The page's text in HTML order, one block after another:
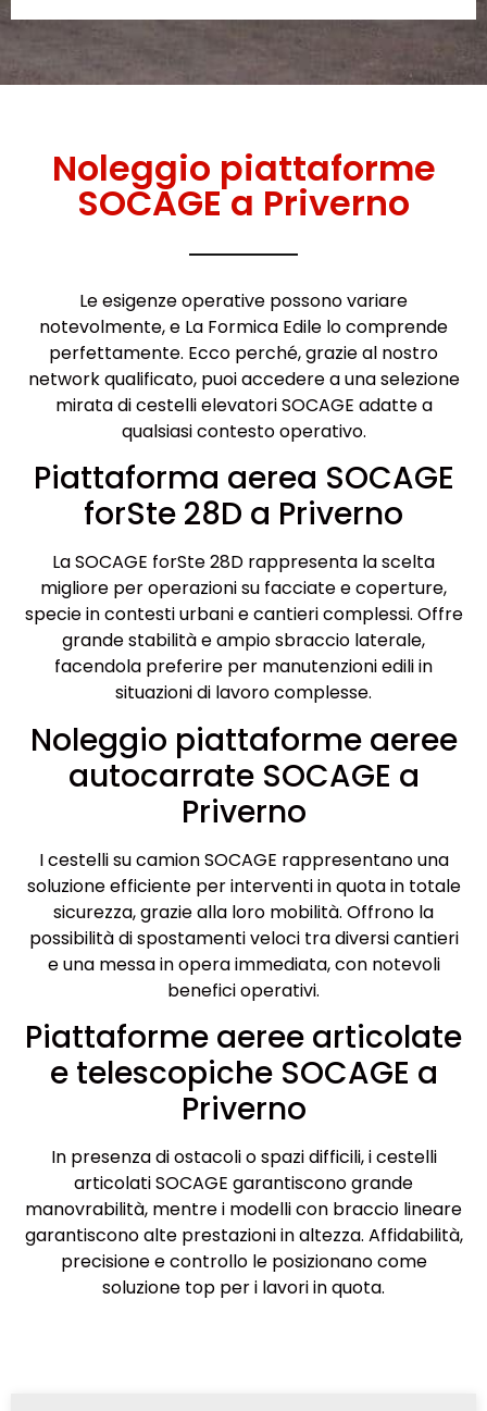
Noleggio piattaforme
SOCAGE a Priverno
Le esigenze operative possono variare
notevolmente, e La Formica Edile lo comprende
perfettamente. Ecco perché, grazie al nostro
network qualificato, puoi accedere a una selezione
mirata di cestelli elevatori SOCAGE adatte a
qualsiasi contesto operativo.
Piattaforma aerea SOCAGE
forSte 28D a Priverno
La SOCAGE forSte 28D rappresenta la scelta
migliore per operazioni su facciate e coperture,
specie in contesti urbani e cantieri complessi. Offre
grande stabilità e ampio sbraccio laterale,
facendola preferire per manutenzioni edili in
situazioni di lavoro complesse.
Noleggio piattaforme aeree
autocarrate SOCAGE a
Priverno
I cestelli su camion SOCAGE rappresentano una
soluzione efficiente per interventi in quota in totale
sicurezza, grazie alla loro mobilità. Offrono la
possibilità di spostamenti veloci tra diversi cantieri
e una messa in opera immediata, con notevoli
benefici operativi.
Piattaforme aeree articolate
e telescopiche SOCAGE a
Priverno
In presenza di ostacoli o spazi difficili, i cestelli
articolati SOCAGE garantiscono grande
manovrabilità, mentre i modelli con braccio lineare
garantiscono alte prestazioni in altezza. Affidabilità,
precisione e controllo le posizionano come
soluzione top per i lavori in quota.